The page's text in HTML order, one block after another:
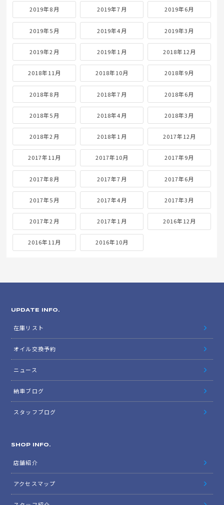
2019年8月 2019年7月 2019年6月
2019年5月 2019年4月 2019年3月
2019年2月 2019年1月 2018年12月
2018年11月 2018年10月 2018年9月
2018年8月 2018年7月 2018年6月
2018年5月 2018年4月 2018年3月
2018年2月 2018年1月 2017年12月
2017年11月 2017年10月 2017年9月
2017年8月 2017年7月 2017年6月
2017年5月 2017年4月 2017年3月
2017年2月 2017年1月 2016年12月
2016年11月 2016年10月
UPDATE INFO.
在庫リスト
オイル交換予約
ニュース
納車ブログ
スタッフブログ
SHOP INFO.
店舗紹介
アクセスマップ